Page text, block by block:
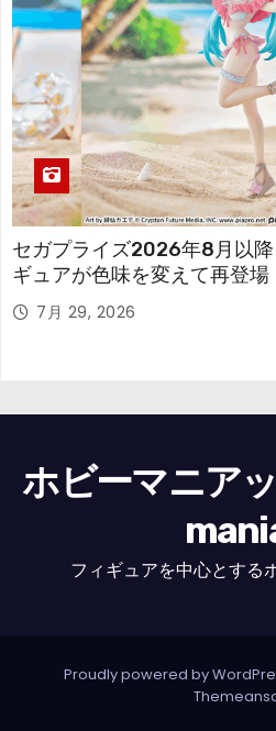
セガプライズ2026年8月以
ギュアが色味を変えて再登場
7月 29, 2026
ホビーマニア
フィギュアを中心とする
Proudly powered by